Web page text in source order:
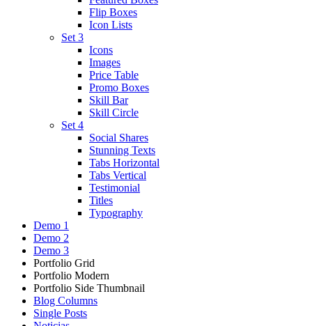
Flip Boxes
Icon Lists
Set 3
Icons
Images
Price Table
Promo Boxes
Skill Bar
Skill Circle
Set 4
Social Shares
Stunning Texts
Tabs Horizontal
Tabs Vertical
Testimonial
Titles
Typography
Demo 1
Demo 2
Demo 3
Portfolio Grid
Portfolio Modern
Portfolio Side Thumbnail
Blog Columns
Single Posts